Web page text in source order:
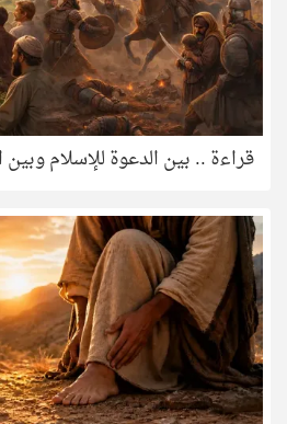
قراءة .. بين الدعوة للإسلام